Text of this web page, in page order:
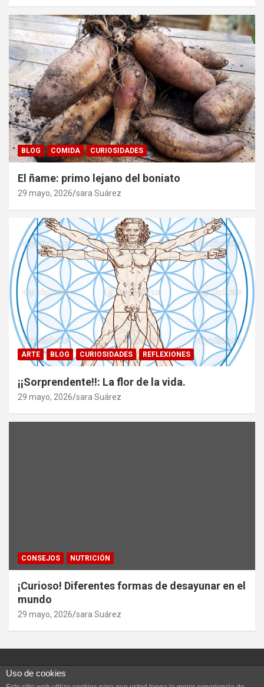
BLOG COMIDA CURIOSIDADES
El ñame: primo lejano del boniato
29 mayo, 2026 sara Suárez
ARTE BLOG CURIOSIDADES REFLEXIONES
¡¡Sorprendente!!: La flor de la vida.
29 mayo, 2026 sara Suárez
CONSEJOS NUTRICIÓN
¡Curioso! Diferentes formas de desayunar en el
mundo
29 mayo, 2026 sara Suárez
Uso de cookies